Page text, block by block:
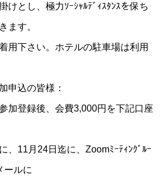
けとし、極力ｿｰｼｬﾙﾃﾞｨｽﾀﾝｽを保ち
ます。
さい。ホテルの駐車場は利用
込の皆様：
録後、会費3,000円を下記口座
、11月24日迄に、Zoomﾐｰﾃｨﾝｸﾞﾙｰ
ールに